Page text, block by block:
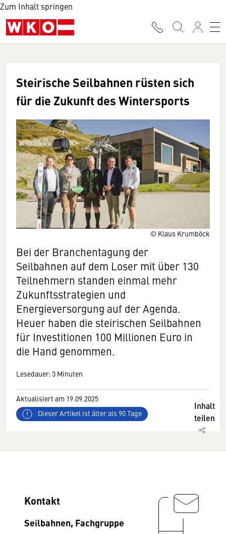
Zum Inhalt springen
© Klaus Krumböck
Steirische Seilbahnen rüsten sich
für die Zukunft des Wintersports
Bei der Branchentagung der
Seilbahnen auf dem Loser mit über 130
Teilnehmern standen einmal mehr
Zukunftsstrategien und
Energieversorgung auf der Agenda.
Heuer haben die steirischen Seilbahnen
für Investitionen 100 Millionen Euro in
die Hand genommen.
Lesedauer: 3 Minuten
Aktualisiert am 19.09.2025
Dieser Artikel ist älter als 90 Tage
Inhalt
teilen
Kontakt
Seilbahnen, Fachgruppe